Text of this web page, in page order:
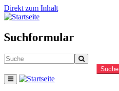
Direkt zum Inhalt
Suchformular
Suche